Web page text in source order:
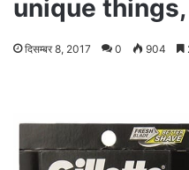
unique things,
दिसम्बर 8, 2017 0 904